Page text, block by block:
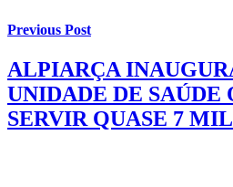
Previous Post
ALPIARÇA
UNIDADE DE SAÚDE
SERVIR QUASE 7